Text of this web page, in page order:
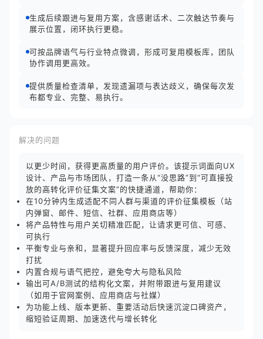
生成后续跟进与复用方案，含感谢话术、二次触达节奏与
展示位置，闭环执行更稳。
可按品牌语气与行业特点微调，形成可复用模板库，团队
协作调用更高效。
提供质量检查清单，发现遗漏项与表达歧义，确保每次发
布都专业、完整、易执行。
解决的问题
以更少时间，获得更高质量的用户评价。该提示词面向UX
设计、产品与市场团队，打造一条从“没思路”到“可直接投
放的高转化评价征集文案”的快捷通道，帮助你：
在10分钟内生成适配不同人群与渠道的评价征集模板（站
内弹窗、邮件、短信、社群、应用商店等）
将产品特性与用户关切精准匹配，让请求更可信、可感、
可执行
平衡专业与亲和，显著提升回应率与反馈深度，减少无效
打扰
内置合规与语气把控，避免夸大与隐私风险
输出可A/B测试的结构化文案，并附带跟进与复用建议
（如用于官网案例、应用商店与社媒）
为功能上线、版本更新、重要活动后快速沉淀口碑资产，
缩短验证周期、加速迭代与增长转化